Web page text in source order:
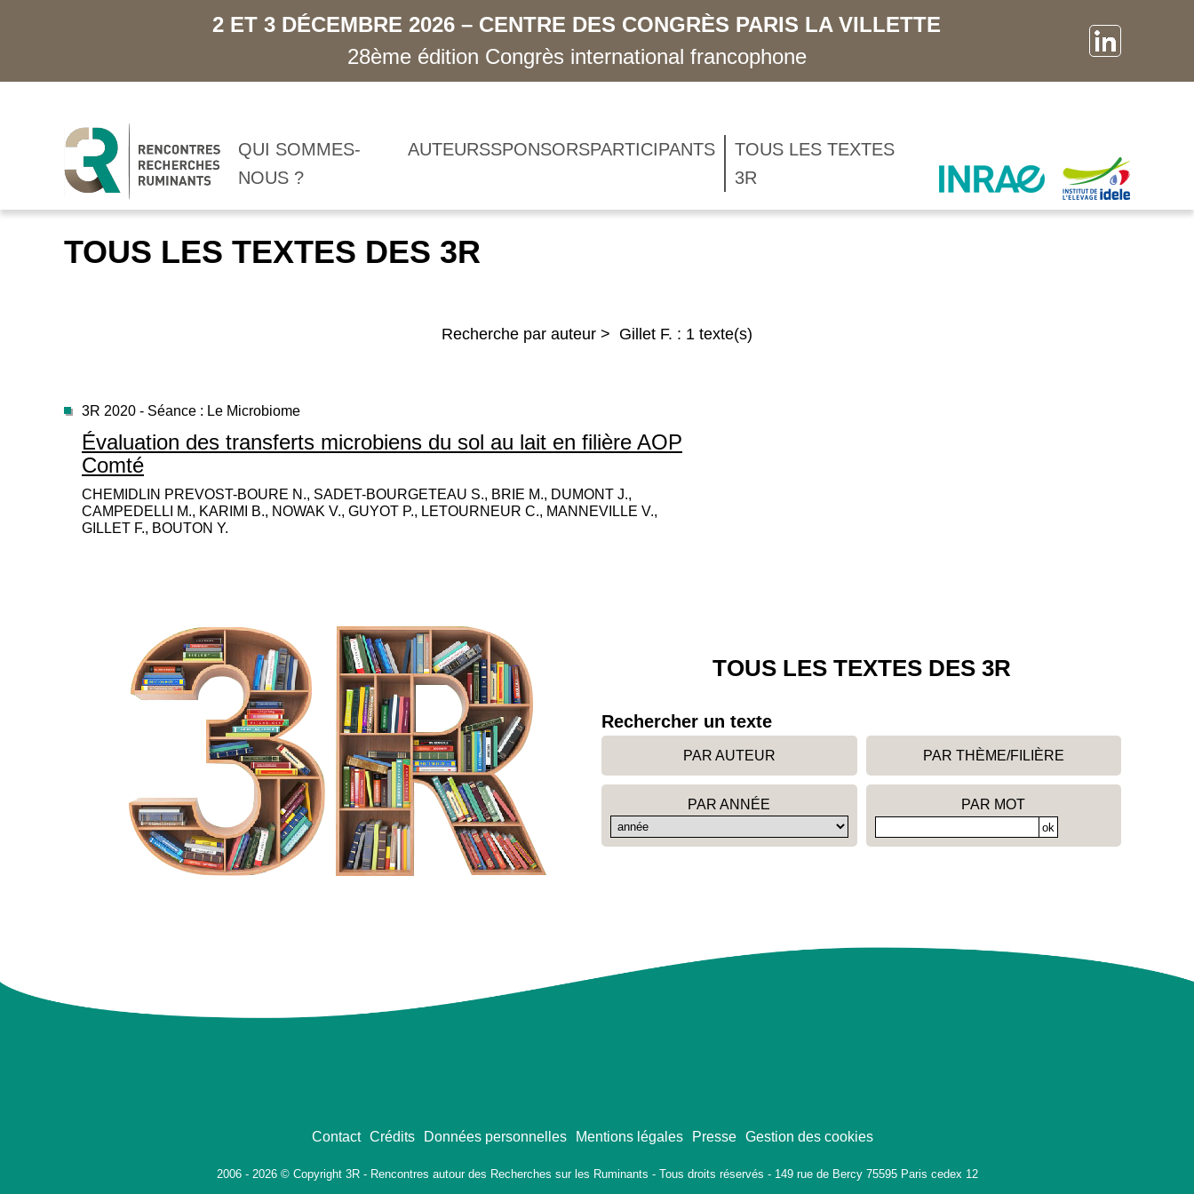
2 ET 3 DÉCEMBRE 2026 – CENTRE DES CONGRÈS PARIS LA VILLETTE
28ème édition Congrès international francophone
QUI SOMMES-
NOUS ?
AUTEURSSPONSORSPARTICIPANTS
TOUS LES TEXTES
3R
TOUS LES TEXTES DES 3R
Recherche par auteur > Gillet F. : 1 texte(s)
3R 2020 - Séance : Le Microbiome
Évaluation des transferts microbiens du sol au lait en filière AOP
Comté
CHEMIDLIN PREVOST-BOURE N., SADET-BOURGETEAU S., BRIE M., DUMONT J.,
CAMPEDELLI M., KARIMI B., NOWAK V., GUYOT P., LETOURNEUR C., MANNEVILLE V.,
GILLET F., BOUTON Y.
TOUS LES TEXTES DES 3R
Rechercher un texte
PAR AUTEUR PAR THÈME/FILIÈRE
PAR ANNÉE PAR MOT
Contact Crédits Données personnelles Mentions légales Presse Gestion des cookies
2006 - 2026 © Copyright 3R - Rencontres autour des Recherches sur les Ruminants - Tous droits réservés - 149 rue de Bercy 75595 Paris cedex 12